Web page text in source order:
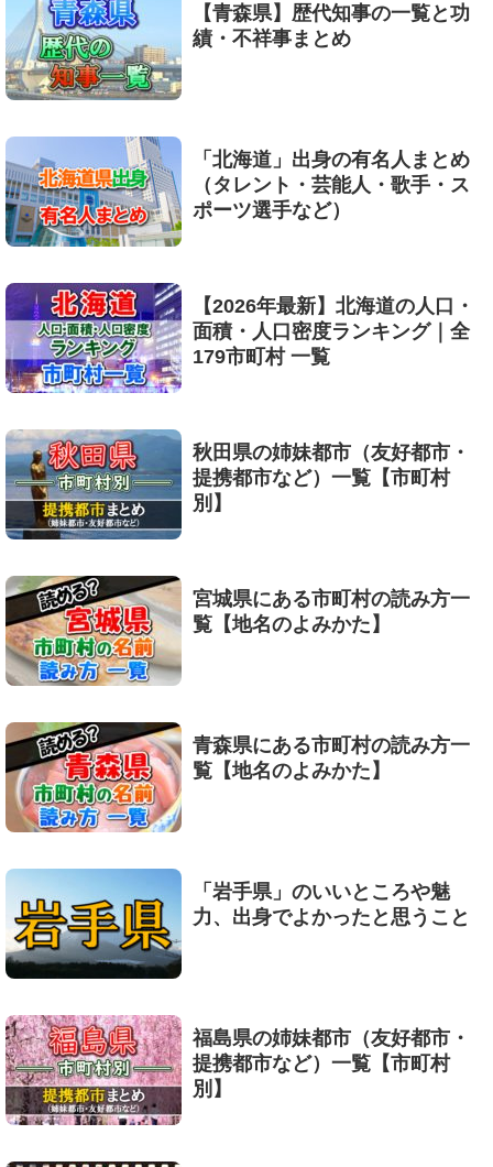
【青森県】歴代知事の一覧と功
績・不祥事まとめ
「北海道」出身の有名人まとめ
（タレント・芸能人・歌手・ス
ポーツ選手など）
【2026年最新】北海道の人口・
面積・人口密度ランキング｜全
179市町村 一覧
秋田県の姉妹都市（友好都市・
提携都市など）一覧【市町村
別】
宮城県にある市町村の読み方一
覧【地名のよみかた】
青森県にある市町村の読み方一
覧【地名のよみかた】
「岩手県」のいいところや魅
力、出身でよかったと思うこと
福島県の姉妹都市（友好都市・
提携都市など）一覧【市町村
別】